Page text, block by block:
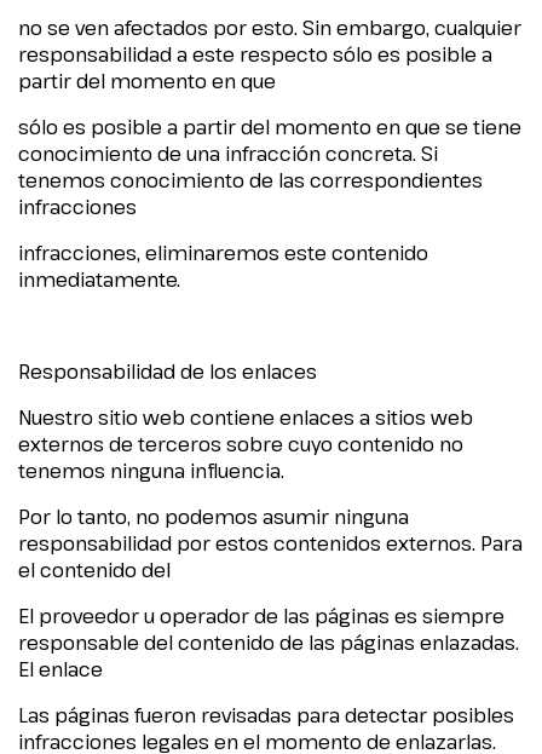
no se ven afectados por esto. Sin embargo, cualquier
responsabilidad a este respecto sólo es posible a
partir del momento en que
sólo es posible a partir del momento en que se tiene
conocimiento de una infracción concreta. Si
tenemos conocimiento de las correspondientes
infracciones
infracciones, eliminaremos este contenido
inmediatamente.
Responsabilidad de los enlaces
Nuestro sitio web contiene enlaces a sitios web
externos de terceros sobre cuyo contenido no
tenemos ninguna influencia.
Por lo tanto, no podemos asumir ninguna
responsabilidad por estos contenidos externos. Para
el contenido del
El proveedor u operador de las páginas es siempre
responsable del contenido de las páginas enlazadas.
El enlace
Las páginas fueron revisadas para detectar posibles
infracciones legales en el momento de enlazarlas.